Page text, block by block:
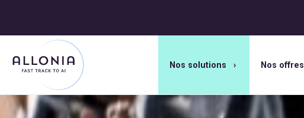
Nos solutions Nos offres